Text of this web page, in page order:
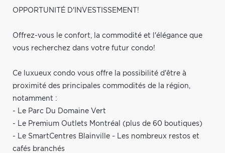
OPPORTUNITÉ D'INVESTISSEMENT!
Offrez-vous le confort, la commodité et l'élégance que
vous recherchez dans votre futur condo!
Ce luxueux condo vous offre la possibilité d'être à
proximité des principales commodités de la région,
notamment :
- Le Parc Du Domaine Vert
- Le Premium Outlets Montréal (plus de 60 boutiques)
- Le SmartCentres Blainville - Les nombreux restos et
cafés branchés